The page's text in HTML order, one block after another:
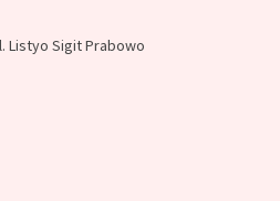
Listyo Sigit Prabowo